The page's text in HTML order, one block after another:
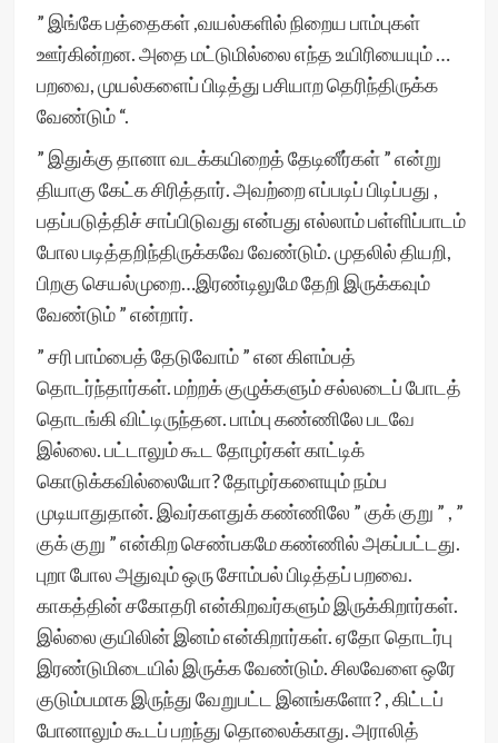
” இங்கே பத்தைகள் ,வயல்களில் நிறைய பாம்புகள்
ஊர்கின்றன. அதை மட்டுமில்லை எந்த உயிரியையும் …
பறவை, முயல்களைப் பிடித்து பசியாற தெரிந்திருக்க
வேண்டும் “.
” இதுக்கு தானா வடக்கயிறைத் தேடினீர்கள் ” என்று
தியாகு கேட்க சிரித்தார். அவற்றை எப்படிப் பிடிப்பது ,
பதப்படுத்திச் சாப்பிடுவது என்பது எல்லாம் பள்ளிப்பாடம்
போல படித்தறிந்திருக்கவே வேண்டும். முதலில் தியறி,
பிறகு செயல்முறை…இரண்டிலுமே தேறி இருக்கவும்
வேண்டும் ” என்றார்.
” சரி பாம்பைத் தேடுவோம் ” என கிளம்பத்
தொடர்ந்தார்கள். மற்றக் குழுக்களும் சல்லடைப் போடத்
தொடங்கி விட்டிருந்தன. பாம்பு கண்ணிலே படவே
இல்லை. பட்டாலும் கூட தோழர்கள் காட்டிக்
கொடுக்கவில்லையோ? தோழர்களையும் நம்ப
முடியாதுதான். இவர்களதுக் கண்ணிலே ” குக் குறு ” , ”
குக் குறு ” என்கிற செண்பகமே கண்ணில் அகப்பட்டது.
புறா போல அதுவும் ஒரு சோம்பல் பிடித்தப் பறவை.
காகத்தின் சகோதரி என்கிறவர்களும் இருக்கிறார்கள்.
இல்லை குயிலின் இனம் என்கிறார்கள். ஏதோ தொடர்பு
இரண்டுமிடையில் இருக்க வேண்டும். சிலவேளை ஒரே
குடும்பமாக இருந்து வேறுபட்ட இனங்களோ? , கிட்டப்
போனாலும் கூடப் பறந்து தொலைக்காது. அராலித்